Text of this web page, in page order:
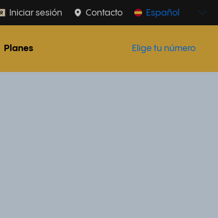
Planes
Español
Contacto
Iniciar sesión
Elige tu número